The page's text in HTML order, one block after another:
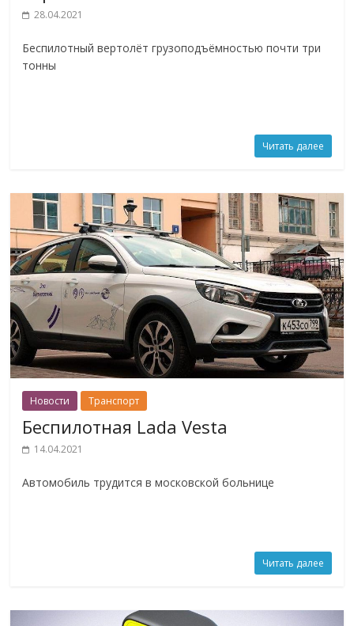
28.04.2021
Беспилотный вертолёт грузоподъёмностью почти три
тонны
Читать далее
Новости Транспорт
Беспилотная Lada Vesta
14.04.2021
Автомобиль трудится в московской больнице
Читать далее